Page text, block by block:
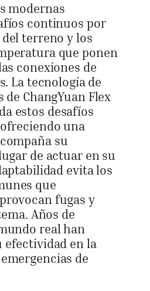
modernas
continuos por
terreno y los
que ponen
conexiones de
La tecnología de
ChangYuan Flex
estos desafíos
una
su
de actuar en su
evita los
que
fugas y
Años de
real han
efectividad en la
de